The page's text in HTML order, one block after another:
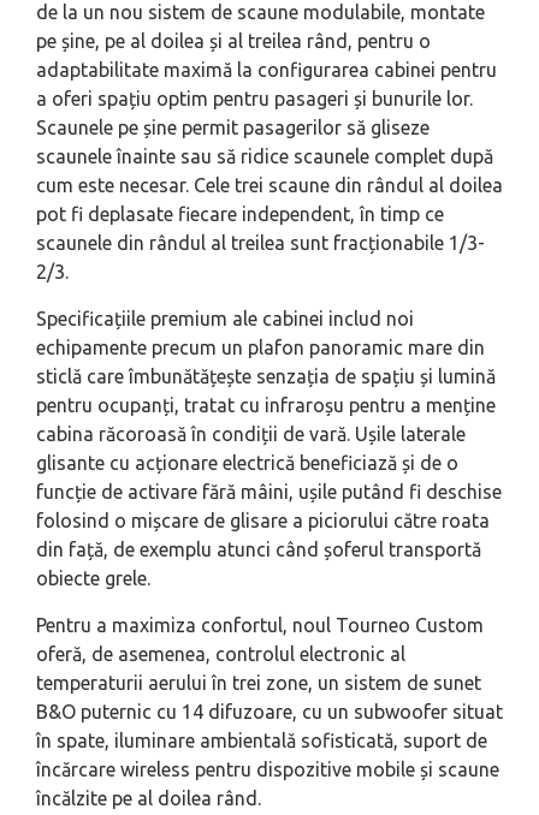
de la un nou sistem de scaune modulabile, montate
pe șine, pe al doilea și al treilea rând, pentru o
adaptabilitate maximă la configurarea cabinei pentru
a oferi spațiu optim pentru pasageri și bunurile lor.
Scaunele pe șine permit pasagerilor să gliseze
scaunele înainte sau să ridice scaunele complet după
cum este necesar. Cele trei scaune din rândul al doilea
pot fi deplasate fiecare independent, în timp ce
scaunele din rândul al treilea sunt fracționabile 1/3-
2/3.
Specificațiile premium ale cabinei includ noi
echipamente precum un plafon panoramic mare din
sticlă care îmbunătățește senzația de spațiu și lumină
pentru ocupanți, tratat cu infraroșu pentru a menține
cabina răcoroasă în condiții de vară. Ușile laterale
glisante cu acționare electrică beneficiază și de o
funcție de activare fără mâini, ușile putând fi deschise
folosind o mișcare de glisare a piciorului către roata
din față, de exemplu atunci când șoferul transportă
obiecte grele.
Pentru a maximiza confortul, noul Tourneo Custom
oferă, de asemenea, controlul electronic al
temperaturii aerului în trei zone, un sistem de sunet
B&O puternic cu 14 difuzoare, cu un subwoofer situat
în spate, iluminare ambientală sofisticată, suport de
încărcare wireless pentru dispozitive mobile și scaune
încălzite pe al doilea rând.